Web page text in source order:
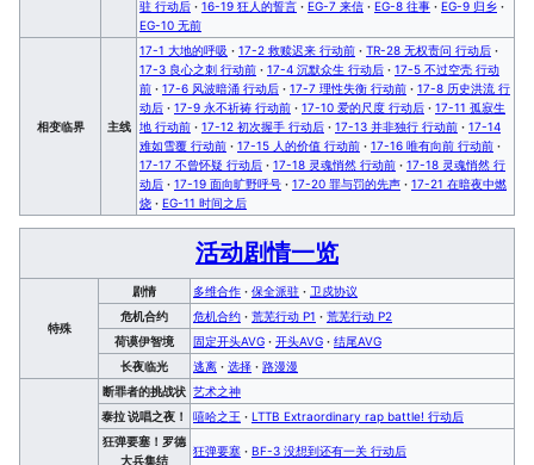
驻 行动后 · 16-19 狂人的誓言 · EG-7 来信 · EG-8 往事 · EG-9 归乡 ·
EG-10 无前
相变临界 主线
17-1 大地的呼吸 · 17-2 救赎迟来 行动前 · TR-28 无权责问 行动后 ·
17-3 良心之刺 行动前 · 17-4 沉默众生 行动后 · 17-5 不过空壳 行动
前 · 17-6 风波暗涌 行动后 · 17-7 理性失衡 行动前 · 17-8 历史洪流 行
动后 · 17-9 永不祈祷 行动前 · 17-10 爱的尺度 行动后 · 17-11 孤寂生
地 行动前 · 17-12 初次握手 行动后 · 17-13 并非独行 行动前 · 17-14
难如雪覆 行动前 · 17-15 人的价值 行动前 · 17-16 唯有向前 行动前 ·
17-17 不曾怀疑 行动后 · 17-18 灵魂悄然 行动前 · 17-18 灵魂悄然 行
动后 · 17-19 面向旷野呼号 · 17-20 罪与罚的先声 · 17-21 在暗夜中燃
烧 · EG-11 时间之后
活动剧情一览
特殊
剧情 多维合作 · 保全派驻 · 卫戍协议
危机合约
危机合约 · 荒芜行动 P1 · 荒芜行动 P2
荷谟伊智境
固定开头AVG · 开头AVG · 结尾AVG
长夜临光
逃离 · 选择 · 路漫漫
断罪者的挑战状 艺术之神
泰拉 说唱之夜！
嘻哈之王 · LTTB Extraordinary rap battle! 行动后
狂弹要塞！罗德
大兵集结
狂弹要塞 · BF-3 没想到还有一关 行动后